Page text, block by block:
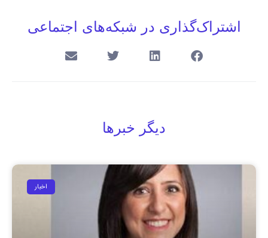
اشتراک‌گذاری در شبکه‌های اجتماعی
دیگر خبرها
اخبار